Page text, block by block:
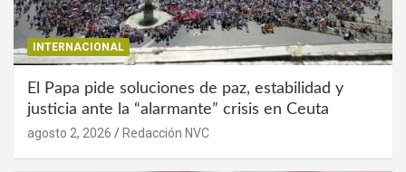
INTERNACIONAL
El Papa pide soluciones de paz, estabilidad y
justicia ante la “alarmante” crisis en Ceuta
agosto 2, 2026 Redacción NVC